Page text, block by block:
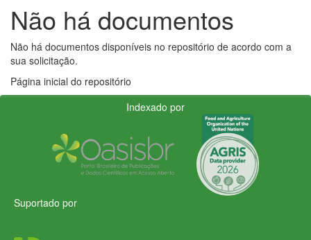
Não há documentos
Não há documentos disponíveis no repositório de acordo com a
sua solicitação.
Página inicial do repositório
Indexado por
Suportado por